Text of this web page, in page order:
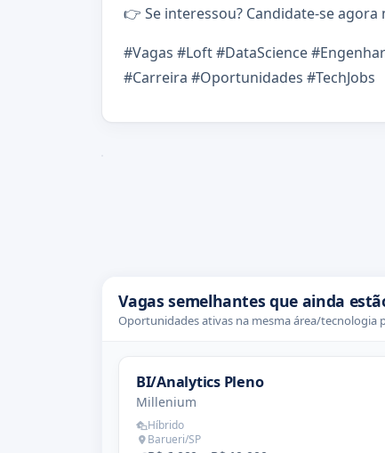
👉 Se interessou? Candidate-se agora
#Vagas #Loft #DataScience
#Carreira #Oportunidades #TechJobs
Vagas semelhantes que ainda
Oportunidades ativas na mesma área/tecnologia
BI/Analytics Pleno
Millenium
Híbrido
Barueri/SP